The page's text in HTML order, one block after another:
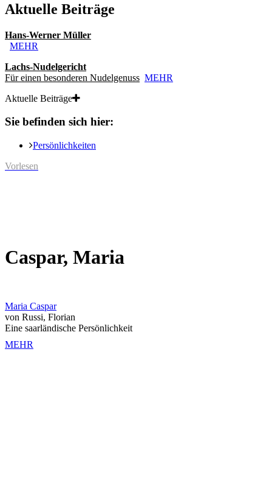
Aktuelle Beiträge
Hans-Werner Müller
MEHR
Lachs-Nudelgericht
Für einen besonderen Nudelgenuss MEHR
Aktuelle Beiträge
Sie befinden sich hier:
Persönlichkeiten
Vorlesen
Caspar, Maria
Maria Caspar
von Russi, Florian
Eine saarländische Persönlichkeit
MEHR